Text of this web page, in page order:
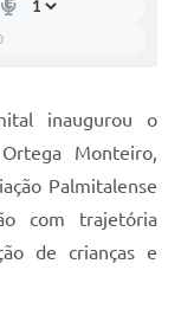
inaugurou o
Monteiro,
Palmitalense
com trajetória
de crianças e